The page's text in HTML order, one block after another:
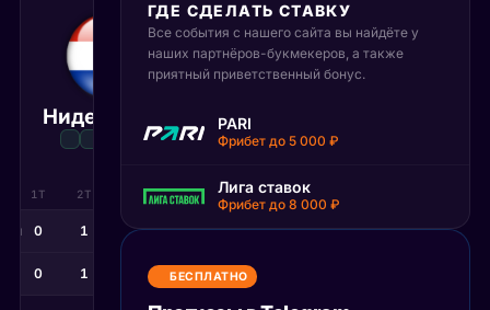
Нидерланды
30 июня 2026
04:00 МСК
1:2
Матч завершён
1Т 2Т ПЕН
0 1 0 2
0 1 3
ГДЕ СДЕЛАТЬ СТАВКУ
Все события с нашего сайта вы найдёте у
наших партнёров-букмекеров, а также
приятный приветственный бонус.
PARI
Фрибет до 5 000 ₽
Лига ставок
Фрибет до 8 000 ₽
БЕСПЛАТНО